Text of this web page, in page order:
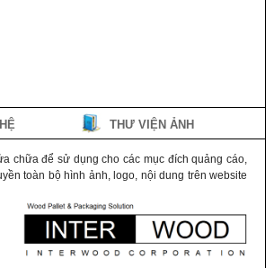
THƯ VIỆN ẢNH
chữa để sử dụng cho các mục đích quảng cáo,
toàn bộ hình ảnh, logo, nội dung trên website